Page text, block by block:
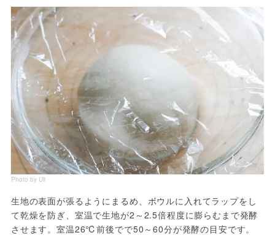
Photo by Uli
生地の表面が張るようにまるめ、ボウルに入れてラップをし
て乾燥を防ぎ、室温で生地が2～2.5倍程度に膨らむまで発酵
させます。室温26℃前後でで50～60分が発酵の目安です。